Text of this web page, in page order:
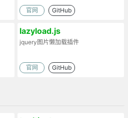
官网 GitHub
lazyload.js
jquery图片懒加载插件
官网 GitHub